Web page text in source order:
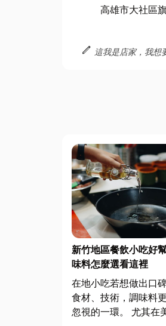
高雄市大社區
edit 這我是店家，我想
新竹地區餐飲小吃好
味料怎麼選看這裡
在地小吃若想做出口
食材、技術，調味料
忽視的一環。 尤其在美食林